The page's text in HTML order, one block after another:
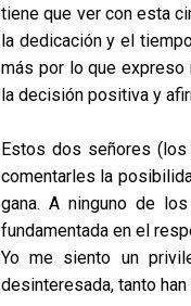
tiene que ver con esta
la dedicación y el
más por lo que expreso
la decisión positiva y
Estos dos señores
comentarles la
gana. A ninguno de
fundamentada en el
Yo me siento un
desinteresada, tanto